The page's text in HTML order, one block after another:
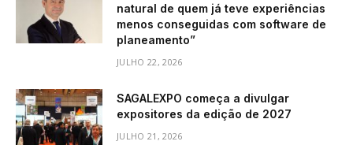
natural de quem já teve experiências
menos conseguidas com software de
planeamento”
JULHO 22, 2026
SAGALEXPO começa a divulgar
expositores da edição de 2027
JULHO 21, 2026